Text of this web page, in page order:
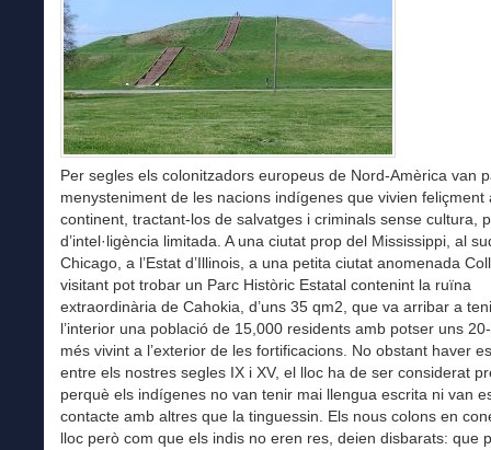
Per segles els colonitzadors europeus de Nord-Amèrica van
menysteniment de les nacions indígenes que vivien feliçment
continent, tractant-los de salvatges i criminals sense cultura,
d’intel·ligència limitada. A una ciutat prop del Mississippi, al
Chicago, a l’Estat d’Illinois, a una petita ciutat anomenada
visitant pot trobar un Parc Històric Estatal contenint la ruïna
extraordinària de Cahokia, d’uns 35 qm2, que va arribar a
l’interior una població de 15,000 residents amb potser uns
més vivint a l’exterior de les fortificacions. No obstant haver
entre els nostres segles IX i XV, el lloc ha de ser considerat
perquè els indígenes no van tenir mai llengua escrita ni van
contacte amb altres que la tinguessin. Els nous colons en
lloc però com que els indis no eren res, deien disbarats: que